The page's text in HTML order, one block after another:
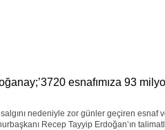
esnafımıza 93
nedeniyle zor günler geçiren esnaf
Recep Tayyip Erdoğan’ın